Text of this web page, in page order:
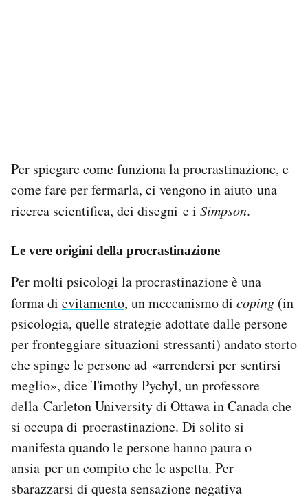
Per spiegare come funziona la procrastinazione, e
come fare per fermarla, ci vengono in aiuto una
ricerca scientifica, dei disegni e i Simpson.
Le vere origini della procrastinazione
Per molti psicologi la procrastinazione è una
forma di evitamento, un meccanismo di coping (in
psicologia, quelle strategie adottate dalle persone
per fronteggiare situazioni stressanti) andato storto
che spinge le persone ad «arrendersi per sentirsi
meglio», dice Timothy Pychyl, un professore
della Carleton University di Ottawa in Canada che
si occupa di procrastinazione. Di solito si
manifesta quando le persone hanno paura o
ansia per un compito che le aspetta. Per
sbarazzarsi di questa sensazione negativa